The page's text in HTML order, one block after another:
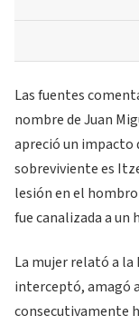
Las fuentes
nombre de Juan
apreció un impacto
sobreviviente es
lesión en el
fue canalizada a un
La mujer relató a la
interceptó, amagó
consecutivamente